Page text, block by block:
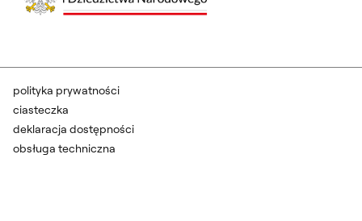
polityka prywatności
ciasteczka
deklaracja dostępności
obsługa techniczna